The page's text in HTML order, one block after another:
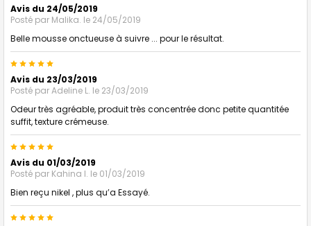
Avis du 24/05/2019
Posté par Malika. le 24/05/2019
Belle mousse onctueuse à suivre ... pour le résultat.
5
Avis du 23/03/2019
Posté parAdeline L. le 23/03/2019
Odeur très agréable, produit très concentrée donc petite quantitée
suffit, texture crémeuse.
5
Avis du 01/03/2019
Posté par Kahina I. le 01/03/2019
Bien reçu nikel , plus qu’a Essayé.
5